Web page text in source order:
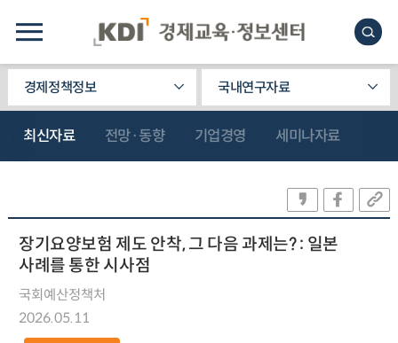
경제정책정보 국내연구자료
최신자료 전망·동향 기업경영 세미나자료
장기요양보험 제도 안착, 그 다음 과제는? : 일본
사례를 통한 시사점
국회예산정책처
2026.05.11